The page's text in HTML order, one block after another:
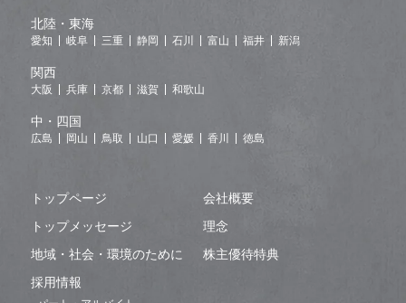
トップページ
会社概要
トップメッセージ
理念
地域・社会・環境のために
株主優待特典
採用情報
北陸・東海
愛知 岐阜 三重 静岡 石川 富山 福井 新潟
関西
大阪 兵庫 京都 滋賀 和歌山
中・四国
広島 岡山 鳥取 山口 愛媛 香川 徳島